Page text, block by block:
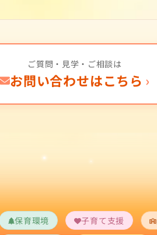
ご質問・見学・ご相談は
お問い合わせはこちら ›
保育環境 子育て支援